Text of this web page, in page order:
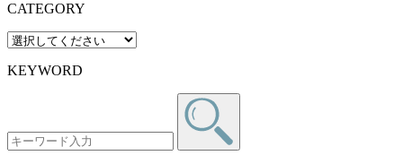
CATEGORY
KEYWORD